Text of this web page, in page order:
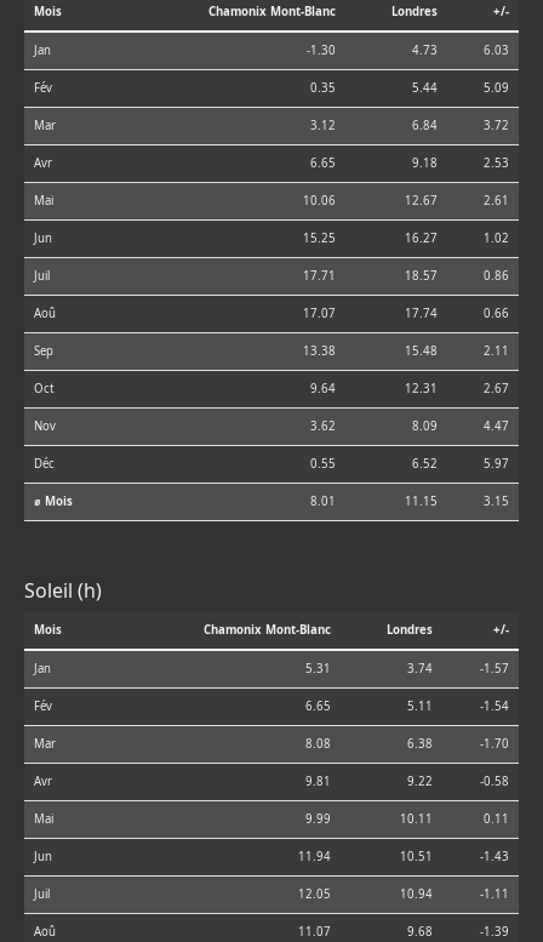
Mois Chamonix Mont-Blanc Londres +/-
Jan -1.30 4.73 6.03
Fév 0.35 5.44 5.09
Mar 3.12 6.84 3.72
Avr 6.65 9.18 2.53
Mai 10.06 12.67 2.61
Jun 15.25 16.27 1.02
Juil 17.71 18.57 0.86
Aoû 17.07 17.74 0.66
Sep 13.38 15.48 2.11
Oct 9.64 12.31 2.67
Nov 3.62 8.09 4.47
Déc 0.55 6.52 5.97
⌀ Mois 8.01 11.15 3.15
Soleil (h)
Mois Chamonix Mont-Blanc Londres +/-
Jan 5.31 3.74 -1.57
Fév 6.65 5.11 -1.54
Mar 8.08 6.38 -1.70
Avr 9.81 9.22 -0.58
Mai 9.99 10.11 0.11
Jun 11.94 10.51 -1.43
Juil 12.05 10.94 -1.11
Aoû 11.07 9.68 -1.39